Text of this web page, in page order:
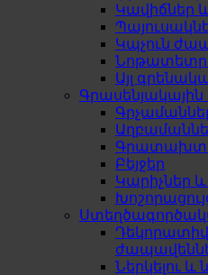
Կավիճներ
Կպչուն
Այլ
Բեյջեր
Կարիչներ
Դեկորատիվ
Ներկելու